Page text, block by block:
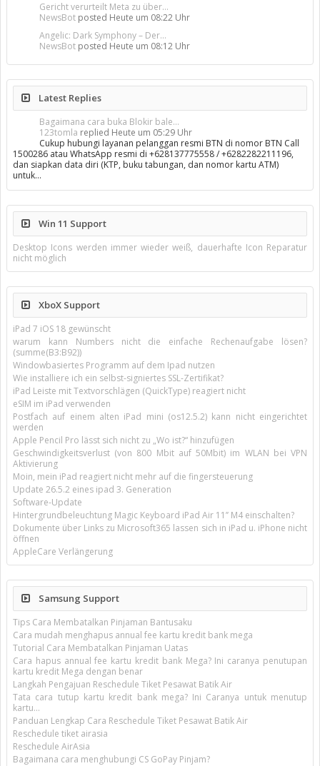
Gericht verurteilt Meta zu über...
NewsBot posted Heute um 08:22 Uhr
Angelic: Dark Symphony – Der...
NewsBot posted Heute um 08:12 Uhr
Latest Replies
Bagaimana cara buka Blokir bale...
123tomla replied Heute um 05:29 Uhr
Cukup hubungi layanan pelanggan resmi BTN di nomor BTN Call
1500286 atau WhatsApp resmi di +628137775558 / +6282282211196,
dan siapkan data diri (KTP, buku tabungan, dan nomor kartu ATM)
untuk…
Win 11 Support
Desktop Icons werden immer wieder weiß, dauerhafte Icon Reparatur
nicht möglich
XboX Support
iPad 7 iOS 18 gewünscht
warum kann Numbers nicht die einfache Rechenaufgabe lösen?
(summe(B3:B92))
Windowbasiertes Programm auf dem Ipad nutzen
Wie installiere ich ein selbst-signiertes SSL-Zertifikat?
iPad Leiste mit Textvorschlägen (QuickType) reagiert nicht
eSIM im iPad verwenden
Postfach auf einem alten iPad mini (os12.5.2) kann nicht eingerichtet
werden
Apple Pencil Pro lässt sich nicht zu „Wo ist?“ hinzufügen
Geschwindigkeitsverlust (von 800 Mbit auf 50Mbit) im WLAN bei VPN
Aktivierung
Moin, mein iPad reagiert nicht mehr auf die fingersteuerung
Update 26.5.2 eines ipad 3. Generation
Software-Update
Hintergrundbeleuchtung Magic Keyboard iPad Air 11’’ M4 einschalten?
Dokumente über Links zu Microsoft365 lassen sich in iPad u. iPhone nicht
öffnen
AppleCare Verlängerung
Samsung Support
Tips Cara Membatalkan Pinjaman Bantusaku
Cara mudah menghapus annual fee kartu kredit bank mega
Tutorial Cara Membatalkan Pinjaman Uatas
Cara hapus annual fee kartu kredit bank Mega? Ini caranya penutupan
kartu kredit Mega dengan benar
Langkah Pengajuan Reschedule Tiket Pesawat Batik Air
Tata cara tutup kartu kredit bank mega? Ini Caranya untuk menutup
kartu...
Panduan Lengkap Cara Reschedule Tiket Pesawat Batik Air
Reschedule tiket airasia
Reschedule AirAsia
Bagaimana cara menghubungi CS GoPay Pinjam?